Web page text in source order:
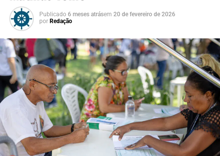
Publicado 6 meses atrásem 20 de fevereiro de 2026
por Redação